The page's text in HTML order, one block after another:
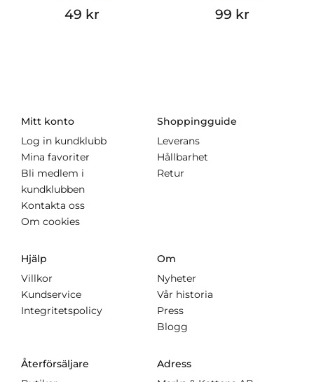
49 kr 99 kr
Mitt konto
Log in kundklubb
Mina favoriter
Bli medlem i
kundklubben
Kontakta oss
Om cookies
Shoppingguide
Leverans
Hållbarhet
Retur
Hjälp
Villkor
Kundservice
Integritetspolicy
Om
Nyheter
Vår historia
Press
Blogg
Återförsäljare Adress